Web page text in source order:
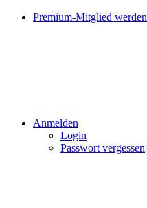
Premium-Mitglied werden
Anmelden
Login
Passwort vergessen